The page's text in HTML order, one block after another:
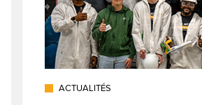
ACTUALITÉS